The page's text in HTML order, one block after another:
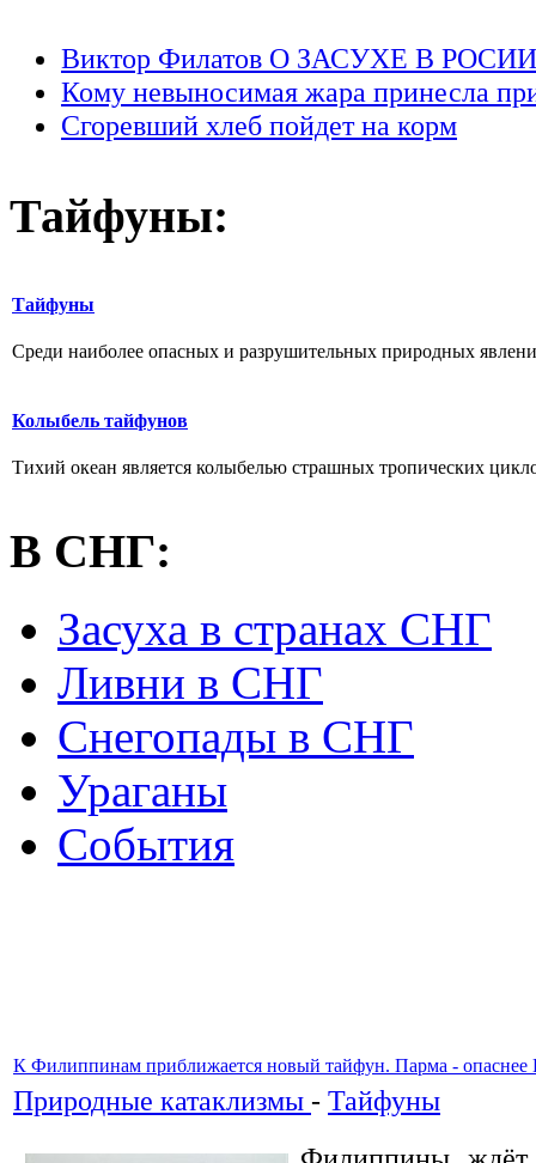
Виктор Филатов О ЗАСУХЕ В РОСИИ
Кому невыносимая жара принесла
Сгоревший хлеб пойдет на корм
Тайфуны:
Тайфуны
Среди наиболее опасных и разрушительных природных
Колыбель тайфунов
Тихий океан является колыбелью страшных тропических
В СНГ:
Засуха в странах СНГ
Ливни в СНГ
Снегопады в СНГ
Ураганы
События
К Филиппинам приближается новый тайфун. Парма - опаснее
Природные катаклизмы - Тайфуны